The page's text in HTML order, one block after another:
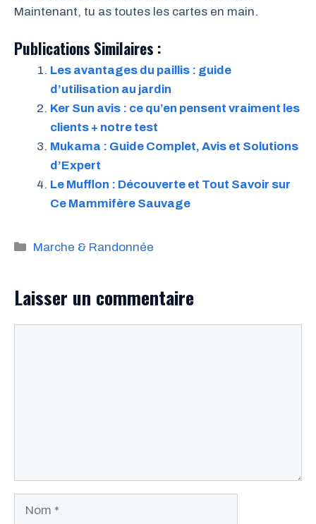
Maintenant, tu as toutes les cartes en main.
Publications Similaires :
Les avantages du paillis : guide
d’utilisation au jardin
Ker Sun avis : ce qu’en pensent vraiment les
clients + notre test
Mukama : Guide Complet, Avis et Solutions
d’Expert
Le Mufflon : Découverte et Tout Savoir sur
Ce Mammifère Sauvage
Catégories
Marche & Randonnée
Laisser un commentaire